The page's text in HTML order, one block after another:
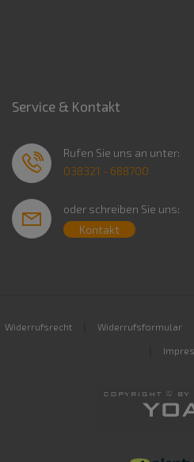
Service & Kontakt
Rufen Sie uns an unter:
038321 - 688700
oder schreiben Sie uns:
Kontakt
Widerrufsrecht Widerrufsformular